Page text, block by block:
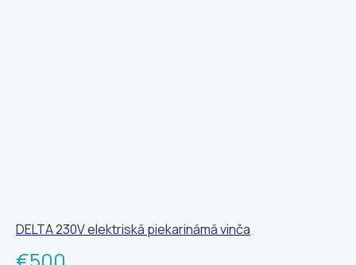
DELTA 230V elektriskā piekarināmā vinča